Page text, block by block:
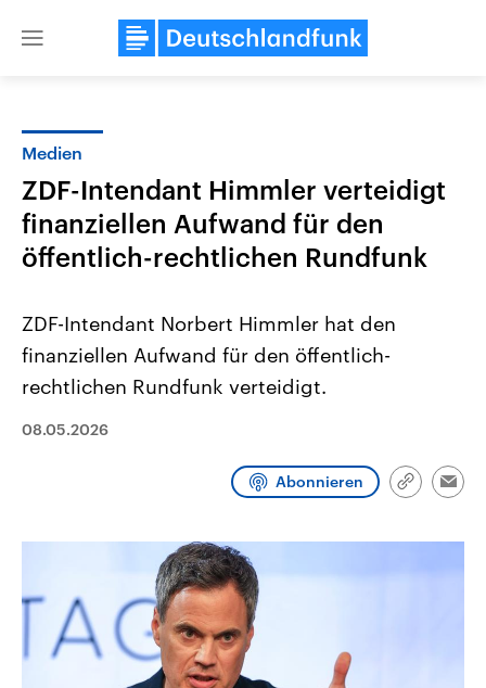
Close
Landtagswahl Sachsen-Anhalt
2026
Sachsen-Anhalt wählt am 6.
Bundesland von einer Koalition aus
und Hintergründe zu den Parteien
und Kandidaten der anstehenden
USA
Aktuelle Beiträge,
den mächtigsten Ländern
mit großem Einfluss auf
aktuelle Weltgeschehen.
Programm
Audio-Archiv
Medien
ZDF-Intendant Himmler verteidigt
finanziellen Aufwand für den
öffentlich-rechtlichen Rundfunk
ZDF-Intendant Norbert Himmler hat den
finanziellen Aufwand für den öffentlich-
rechtlichen Rundfunk verteidigt.
08.05.2026
Abonnieren
Link